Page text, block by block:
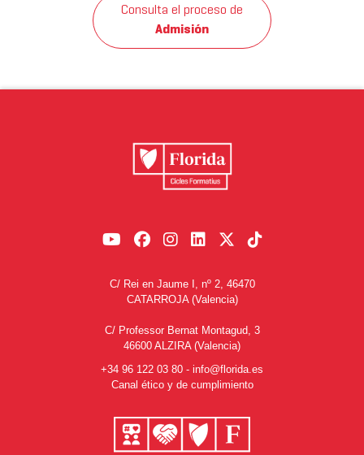
Consulta el proceso de
Admisión
C/ Rei en Jaume I, nº 2, 46470
CATARROJA (Valencia)
C/ Professor Bernat Montagud, 3
46600 ALZIRA (Valencia)
+34 96 122 03 80 - info@florida.es
Canal ético y de cumplimiento